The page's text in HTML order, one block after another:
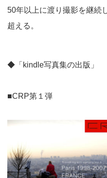
50年以上に渡り撮影を継続
超える。
◆「kindle写真集の出版」
■CRP第１弾